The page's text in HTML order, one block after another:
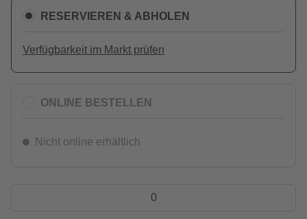
RESERVIEREN & ABHOLEN
Verfügbarkeit im Markt prüfen
ONLINE BESTELLEN
Nicht online erhältlich